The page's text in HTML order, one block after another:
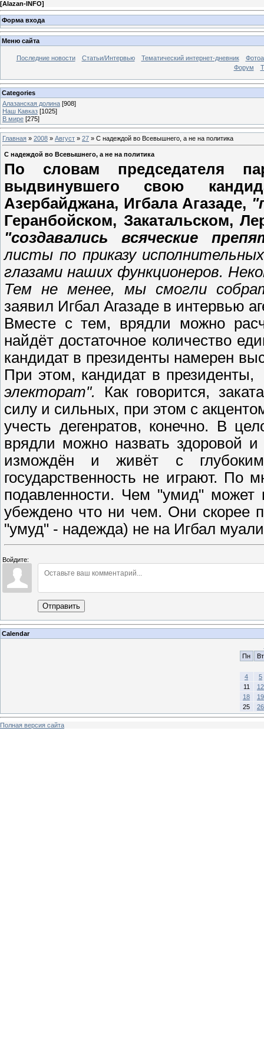
[Alazan-INFO]
Форма входа
Меню сайта
Последние новости Статьи/Интервью Тематический интернет-дневник
Форум
Categories
Алазанская долина [908]
Наш Кавказ [1025]
В мире [275]
Главная » 2008 » Август » 27 » С надеждой во Всевышнего, а не на политика
С надеждой во Всевышнего, а не на политика
По словам председателя
выдвинувшего свою
Азербайджана, Игбала Агазаде,
Геранбойском, Закатальском,
"создавались всяческие
листы по приказу
глазами наших функционеров.
Тем не менее, мы смогли
заявил Игбал Агазаде в интервью
Вместе с тем, врядли можно
найдёт достаточное количество
кандидат в президенты намерен
При этом, кандидат в
электорат".
Как говорится,
силу и сильных, при этом с
учесть дегенратов, конечно. В
врядли можно назвать здоровой
измождён и живёт с
государственность не играют. По
подавленности. Чем "умид" может
убеждено что ни чем. Они скорее
"умуд" - надежда) не на Игбал
Войдите:
Отправить
Calendar
Пн
Вт
4
5
11
12
18
19
25
26
Полная версия сайта